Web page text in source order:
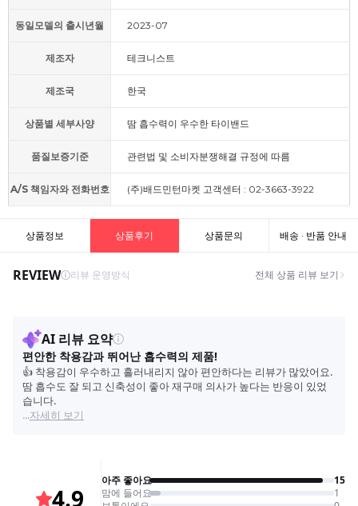
동일모델의 출시년월 2023-07
제조자 테크니스트
제조국 한국
상품별 세부사양 땀 흡수력이 우수한 타이밴드
품질보증기준 관련법 및 소비자분쟁해결 규정에 따름
A/S 책임자와 전화번호 (주)배드민턴마켓 고객센터 : 02-3663-3922
상품정보 상품후기 상품문의 배송 · 반품 안내